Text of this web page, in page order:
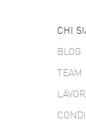
CHI
BLOG
TEAM